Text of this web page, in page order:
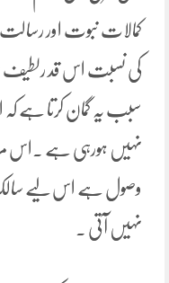
کمالات نبوت اور رسالت
کی نسبت اس قد رلطیف
سبب یہ گمان کرتا ہے کہ
نہیں ہورہی ہے ۔اس
وصول ہے اس لیے سالک
نہیں آتی ۔